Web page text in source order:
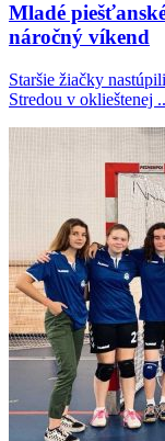
Mladé
náročný víkend
Staršie žiačky
Stredou v oklieštenej